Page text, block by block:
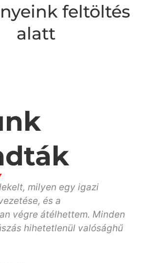
feltöltés
alatt
milyen egy igazi
és a
végre átélhettem. Minden
hihetetlenül valósághű